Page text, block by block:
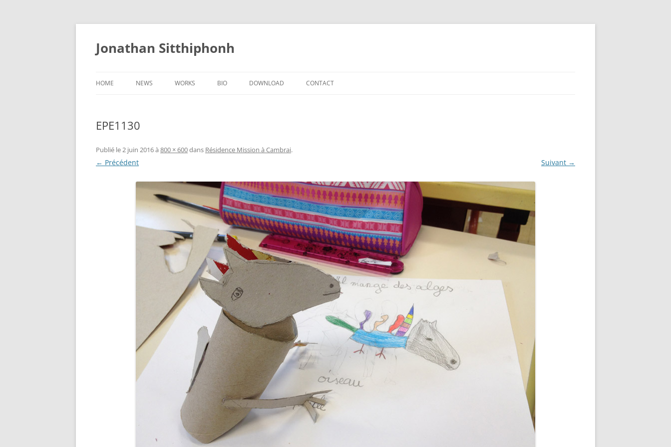
Aller
Jonathan Sitthiphonh
HOME NEWS WORKS
CHRYSALIDE
COCON
BUDDHA’S PALM
NEZHA
MAIN D’OEUVRE
À QUATRE PATTES 2/2
À QUATRE PATTES 1/2
COCOON#2 : DANGOMUSHI
COCOON#1 : DODECAHEDRON
MUE
COQUILLE
ICARE2.2
BIO DOWNLOAD CONTACT
EPE1130
Publié le2 juin 2016à 800 × 600dans Résidence Mission à Cambrai.
← Précédent Suivant →